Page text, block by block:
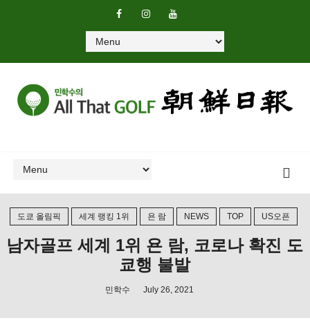
도쿄 올림픽 세계 랭킹 1위 욘 람 NEWS TOP US오픈
남자골프 세계 1위 욘 람, 코로나 확진 도
쿄행 불발
민학수 July 26, 2021